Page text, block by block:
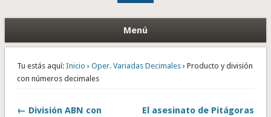
Menú
Tu estás aquí: Inicio › Oper. Variadas Decimales› Producto y división
con números decimales
← División ABN con
El asesinato de Pitágoras